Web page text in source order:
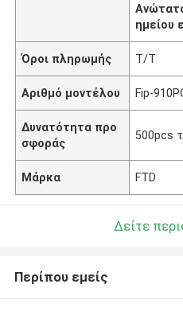
ημείου
Όροι πληρωμής T/T
Αριθμό μοντέλου Fip-
Δυνατότητα προ
σφοράς
500pcs
Μάρκα FTD
Δείτε
Περίπου εμείς